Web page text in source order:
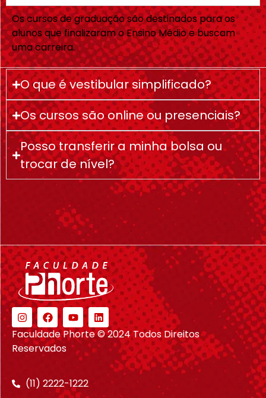
Os cursos de graduação são destinados para os
alunos que finalizaram o Ensino Médio e buscam
uma carreira.
O que é vestibular simplificado?
Os cursos são online ou presenciais?
Posso transferir a minha bolsa ou
trocar de nível?
Faculdade Phorte © 2024 Todos Direitos
Reservados
(11) 2222-1222